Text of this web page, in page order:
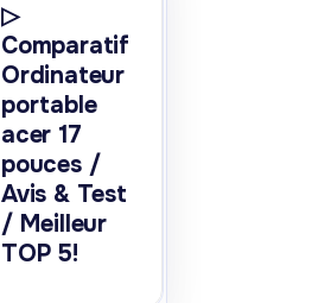
▷
Comparatif
Ordinateur
portable
acer 17
pouces /
Avis & Test
/ Meilleur
TOP 5!